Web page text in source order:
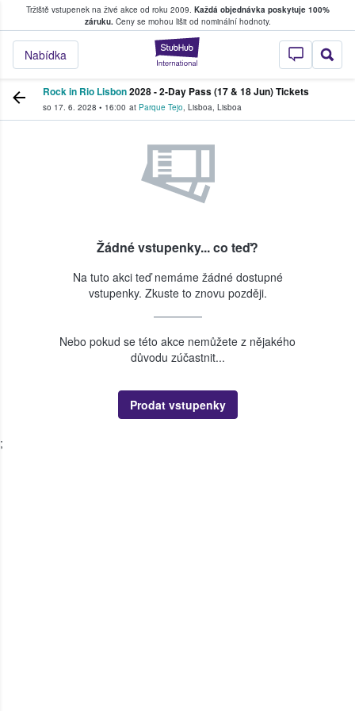
Tržiště vstupenek na živé akce od roku 2009. Každá objednávka poskytuje 100%
záruku.Ceny se mohou lišit od nominální hodnoty.
StubHub –
Nabídka
kde fanoušci kupují a prodávají vstupenky
Rock in Rio Lisbon2028 - 2-Day Pass (17 & 18 Jun) Tickets
so 17. 6. 2028 • 16:00 at Parque Tejo, Lisboa, Lisboa
Žádné vstupenky... co teď?
Na tuto akci teď nemáme žádné dostupné
vstupenky. Zkuste to znovu později.
Nebo pokud se této akce nemůžete z nějakého
důvodu zúčastnit...
Prodat vstupenky
;